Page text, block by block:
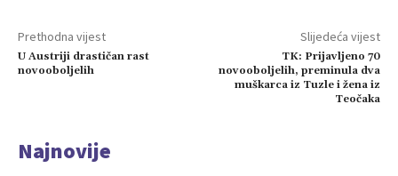
Prethodna vijest
U Austriji drastičan rast
novooboljelih
Slijedeća vijest
TK: Prijavljeno 70
novooboljelih, preminula dva
muškarca iz Tuzle i žena iz
Teočaka
Najnovije